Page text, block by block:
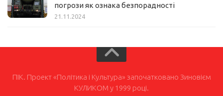
погрози як ознака безпорадності
21.11.2024
ПІК. Проект «Політика і Культура» започатковано Зиновієм
КУЛИКОМ у 1999 році.